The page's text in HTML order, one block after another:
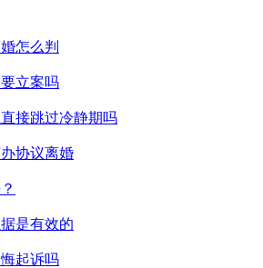
怎么判
立案吗
接跳过冷静期吗
协议离婚
是有效的
起诉吗